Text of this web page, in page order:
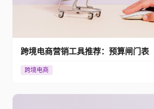
跨境电商营销工具推荐：预算闸门表
跨境电商